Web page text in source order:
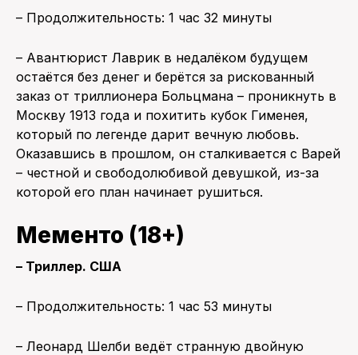
– Продолжительность: 1 час 32 минуты
– Авантюрист Лаврик в недалёком будущем
остаётся без денег и берётся за рискованный
заказ от триллионера Больцмана – проникнуть в
Москву 1913 года и похитить кубок Гименея,
который по легенде дарит вечную любовь.
Оказавшись в прошлом, он сталкивается с Варей
– честной и свободолюбивой девушкой, из-за
которой его план начинает рушиться.
Мементо (18+)
– Триллер. США
– Продолжительность: 1 час 53 минуты
– Леонард Шелби ведёт странную двойную